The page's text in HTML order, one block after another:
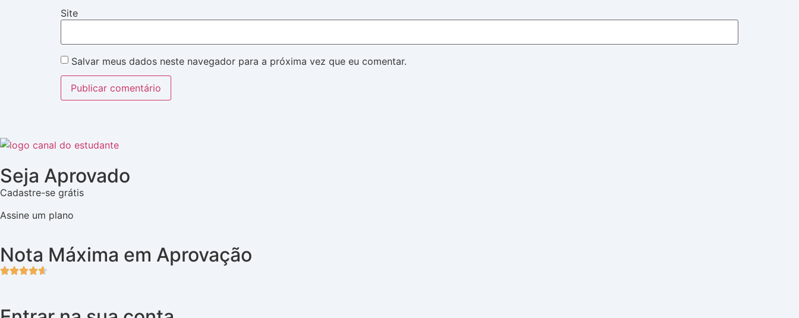
Site
Salvar meus dados neste navegador para a próxima vez que eu comentar.
Seja Aprovado
Cadastre-se grátis
Assine um plano
Nota Máxima em Aprovação